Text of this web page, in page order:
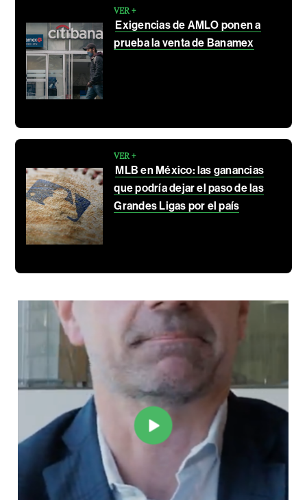
VER +
Exigencias de AMLO ponen a
prueba la venta de Banamex
VER +
MLB en México: las ganancias
que podría dejar el paso de las
Grandes Ligas por el país